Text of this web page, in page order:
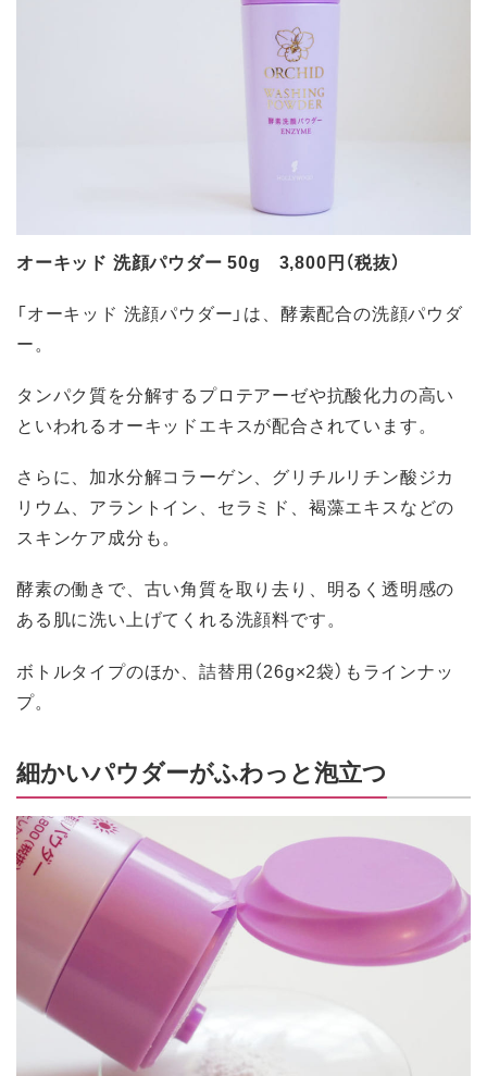
オーキッド 洗顔パウダー 50g 3,800円（税抜）
「オーキッド 洗顔パウダー」は、酵素配合の洗顔パウダ
ー。
タンパク質を分解するプロテアーゼや抗酸化力の高い
といわれるオーキッドエキスが配合されています。
さらに、加水分解コラーゲン、グリチルリチン酸ジカ
リウム、アラントイン、セラミド、褐藻エキスなどの
スキンケア成分も。
酵素の働きで、古い角質を取り去り、明るく透明感の
ある肌に洗い上げてくれる洗顔料です。
ボトルタイプのほか、詰替用（26g×2袋）もラインナッ
プ。
細かいパウダーがふわっと泡立つ